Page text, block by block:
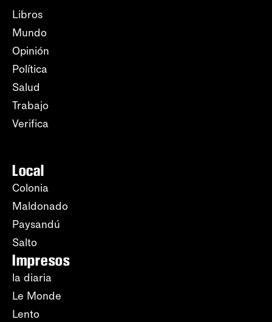
Libros
Mundo
Opinión
Política
Salud
Trabajo
Verifica
Local
Colonia
Maldonado
Paysandú
Salto
Impresos
la diaria
Le Monde
Lento